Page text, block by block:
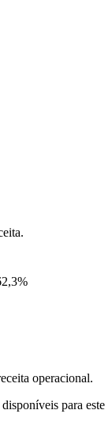
%
operacional.
para este